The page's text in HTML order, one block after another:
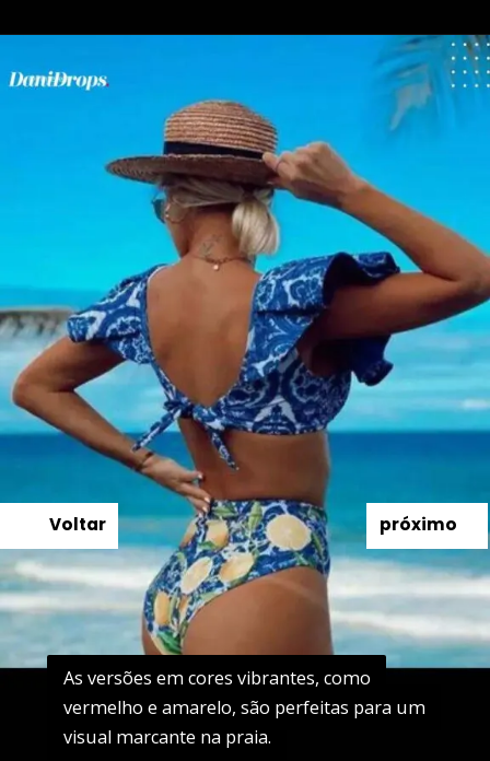
As versões em cores vibrantes, como
vermelho e amarelo, são perfeitas para um
visual marcante na praia.
As versões em cores vibrantes, como
vermelho e amarelo, são perfeitas para um
visual marcante na praia.
próximo
Voltar